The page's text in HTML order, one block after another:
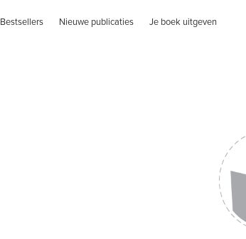
Bestsellers Nieuwe publicaties Je boek uitgeven